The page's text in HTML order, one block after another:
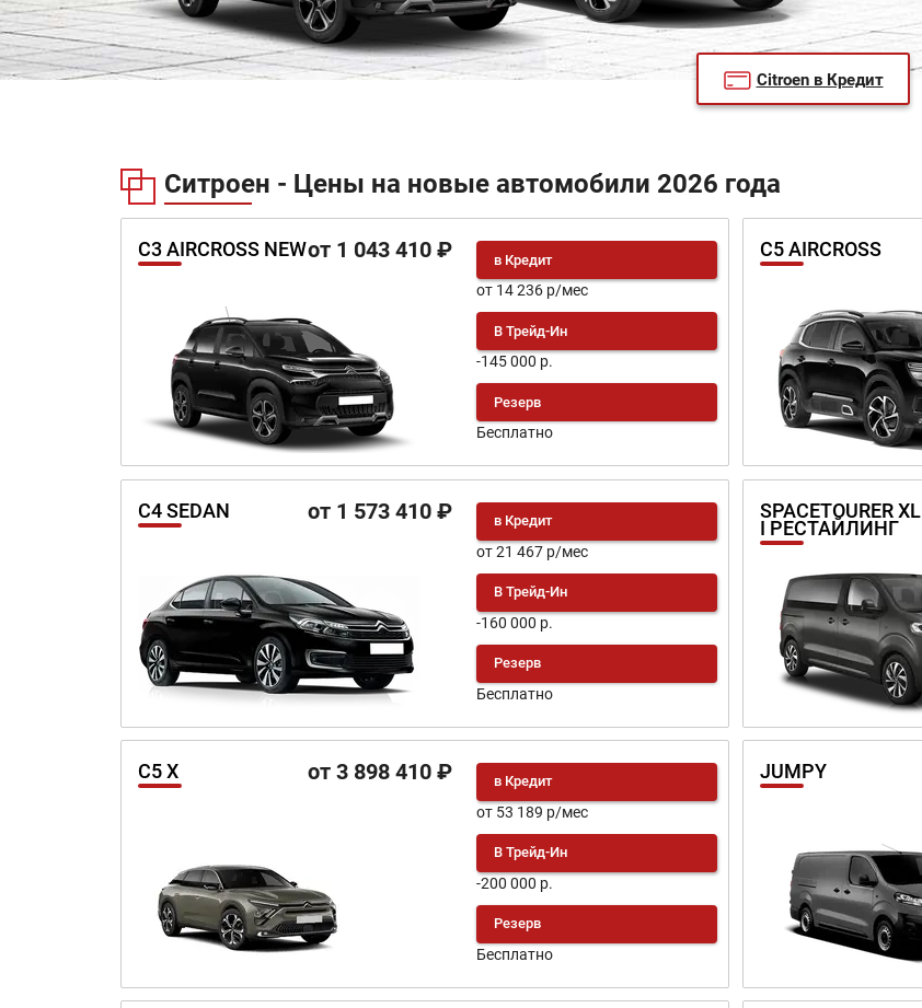
Citroen в Кредит
Ситроен - Цены на новые автомобили 2026 года
C3 AIRCROSS NEWот 1 043 410 ₽ в Кредит
от 14 236 р/мес
В Трейд-Ин
-145 000 р.
Резерв
Бесплатно
C5 AIRCROSS
C4 SEDAN от 1 573 410 ₽ в Кредит
от 21 467 р/мес
В Трейд-Ин
-160 000 р.
Резерв
Бесплатно
SPACETOURER XL
I РЕСТАЙЛИНГ
C5 X от 3 898 410 ₽ в Кредит
от 53 189 р/мес
В Трейд-Ин
-200 000 р.
Резерв
Бесплатно
JUMPY